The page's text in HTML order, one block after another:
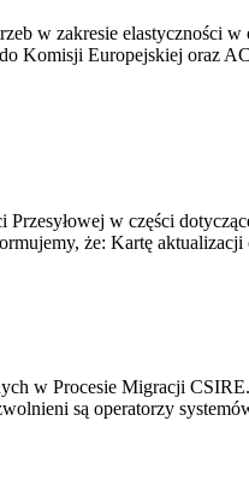
w zakresie elastyczności
Komisji Europejskiej oraz
w części
że: Kartę
w Procesie Migracji
są operatorzy